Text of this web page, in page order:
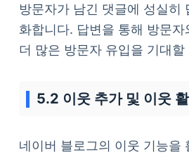
방문자가 남긴 댓글에 성실히
화합니다. 답변을 통해 방문
더 많은 방문자 유입을 기대할
5.2 이웃 추가 및 이웃
네이버 블로그의 이웃 기능을